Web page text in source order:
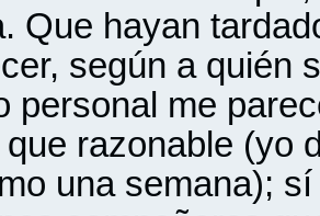
Que hayan
según a quién
personal me
que razonable (yo
una semana);